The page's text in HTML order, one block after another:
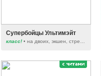
Супербойцы Ультимэйт
класс! • на двоих, экшен, стрелялки, драки